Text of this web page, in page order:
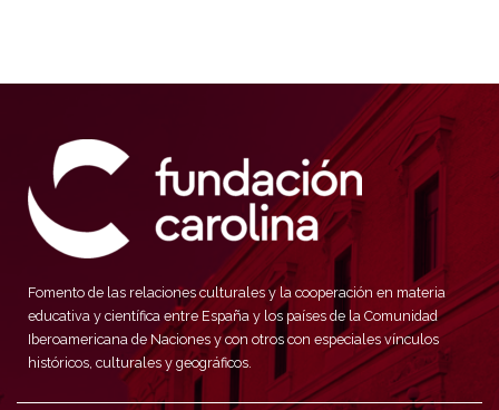
Fomento de las relaciones culturales y la cooperación en materia
educativa y científica entre España y los países de la Comunidad
Iberoamericana de Naciones y con otros con especiales vínculos
históricos, culturales y geográficos.